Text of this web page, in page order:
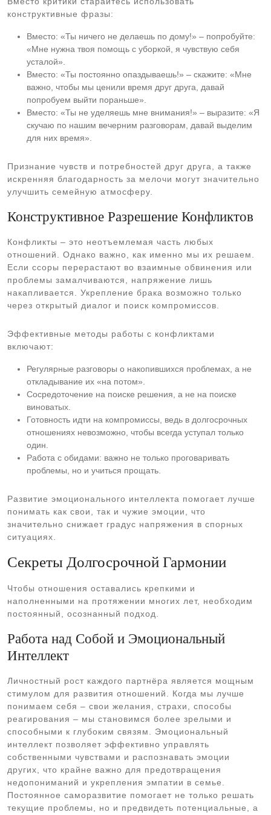
конструктивные фразы:
Вместо: «Ты ничего не делаешь по дому!» – попробуйте:
«Мне нужна твоя помощь с уборкой, я чувствую себя
усталой».
Вместо: «Ты постоянно опаздываешь!» – скажите: «Мне
важно, чтобы мы ценили время друг друга, давай
попробуем выйти пораньше».
Вместо: «Ты не уделяешь мне внимания!» – выразите: «Я
скучаю по нашим вечерним разговорам, давай выделим
для них время».
Признание чувств и потребностей друг друга, а также
искренняя благодарность за мелочи могут значительно
улучшить семейную атмосферу.
Конструктивное Разрешение Конфликтов
Конфликты – это неотъемлемая часть любых
отношений. Однако важно, как именно мы их решаем.
Если ссоры перерастают во взаимные обвинения или
проблемы замалчиваются, напряжение лишь
накапливается. Укрепление брака возможно только
через открытый диалог и поиск компромиссов.
Эффективные методы работы с конфликтами
включают:
Регулярные разговоры о накопившихся проблемах, а не
откладывание их «на потом».
Сосредоточение на поиске решения, а не на поиске
виноватых.
Готовность идти на компромиссы, ведь в долгосрочных
отношениях невозможно, чтобы всегда уступал только
один.
Работа с обидами: важно не только проговаривать
проблемы, но и учиться прощать.
Развитие эмоционального интеллекта помогает лучше
понимать как свои, так и чужие эмоции, что
значительно снижает градус напряжения в спорных
ситуациях.
Секреты Долгосрочной Гармонии
Чтобы отношения оставались крепкими и
наполненными на протяжении многих лет, необходим
постоянный, осознанный подход.
Работа над Собой и Эмоциональный
Интеллект
Личностный рост каждого партнёра является мощным
стимулом для развития отношений. Когда мы лучше
понимаем себя – свои желания, страхи, способы
реагирования – мы становимся более зрелыми и
способными к глубоким связям. Эмоциональный
интеллект позволяет эффективно управлять
собственными чувствами и распознавать эмоции
других, что крайне важно для предотвращения
недопониманий и укрепления эмпатии в семье.
Постоянное саморазвитие помогает не только решать
текущие проблемы, но и предвидеть потенциальные, а